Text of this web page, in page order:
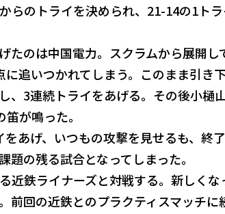
らのトライを決められ、21-14の1ト
たのは中国電力。スクラムから展開し
追いつかれてしまう。このまま引き
、3連続トライをあげる。その後小樋
が鳴った。
あげ、いつもの攻撃を見せるも、終
の残る試合となってしまった。
近鉄ライナーズと対戦する。新しく
前回の近鉄とのプラクティスマッチに